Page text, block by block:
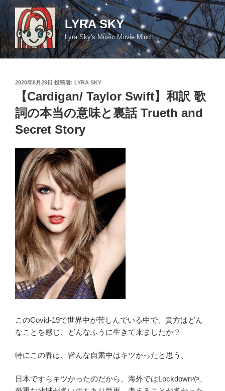
コ
ン
テ
ン
ツ
LYRA SKY
Lyra Sky's Music Movie Mind
投
2020年8月29日 投稿者: LYRA SKY
【Cardigan/ Taylor Swift】和訳 歌
詞の本当の意味と裏話 Trueth and
Secret Story
このCovid-19で世界中が苦しんでいる中で、貴方はどん
なことを感じ、どんなふうに生きて来ましたか？
特にこの春は、皆んな自粛中はキツかったと思う。
日本ですらキツかったのだから、海外ではLockdownや、